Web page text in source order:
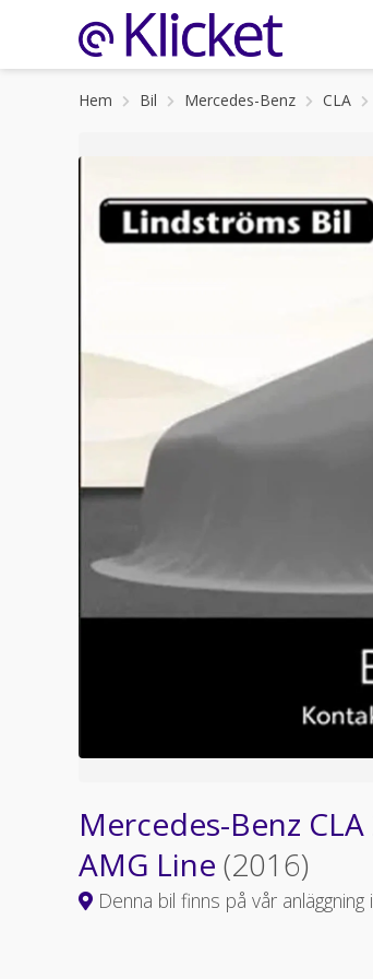
Hem Bil Mercedes-Benz CLA
Mercedes-Benz CLA
AMG Line (2016)
Denna bil finns på vår anläggning